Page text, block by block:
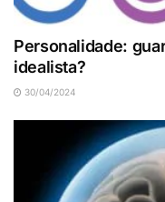
Personalidade:
idealista?
30/04/2024